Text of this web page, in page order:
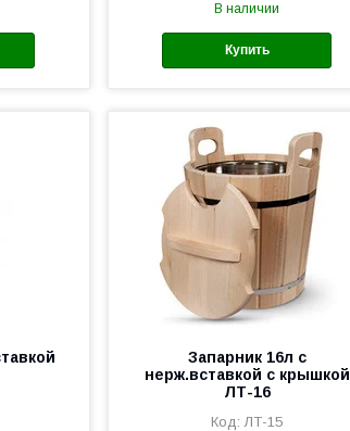
В наличии
Купить
Запарник 16л с
нерж.вставкой с крышкой
ЛТ-16
ЛТ-15